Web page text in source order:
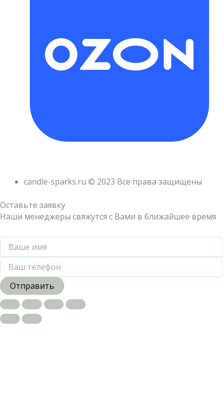
candle-sparks.ru © 2023 Все права защищены
Оставьте заявку
Наши менеджеры свяжутся с Вами в ближайшее время
Отправить